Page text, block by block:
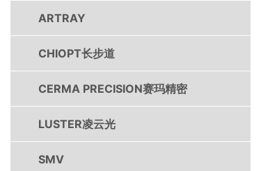
ARTRAY
CHIOPT长步道
CERMA PRECISION赛玛精密
LUSTER凌云光
SMV